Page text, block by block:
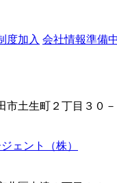
度加入 会社情報準備中
市土生町２丁目３０
ェント（株）